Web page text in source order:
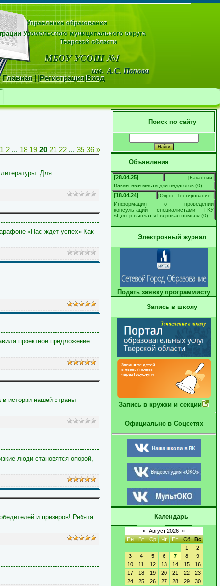
Главная||Регистрация|Вход
Управление образования
Удомельского муниципального округа
МБОУ УСОШ №1
А.С. Попова
1 2 ... 18 19 20 21 22 ... 35 36 »
Для
«Нас ждет успех» Как
проектное предложение
истории нашей страны
люди становятся опорой,
и призеров! Ребята
Поиск по сайту
Объявления
[28.04.25] [Вакансии]
Вакантные места для педагогов (0)
[18.04.24]
[Опрос. Тестирование. ]
Информация о проведении
консультаций специалистами ГКУ
«Центр выплат «Тверская семья» (0)
Электронный журнал
Подать заявку программисту
Запись в школу
Запись в кружки и секции
Официально в Соцсетях
Календарь
« Август 2026 »
Пн
Вт Ср Чт Пт Сб
Вс
1
2
3
4 5 6 7 8
9
10
11 12 13 14 15
16
17
18 19 20 21 22
23
24
25 26 27 28 29
30